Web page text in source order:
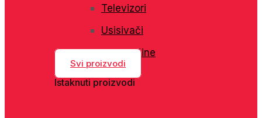
Televizori
Usisivači
Veš mašine
Svi proizvodi
Istaknuti proizvodi